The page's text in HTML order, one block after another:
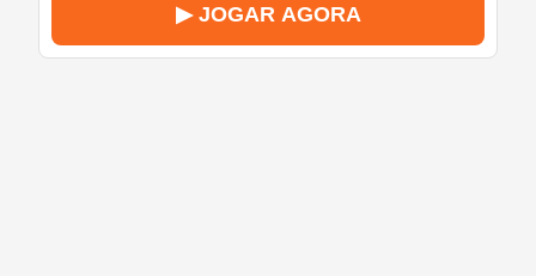
▶ JOGAR AGORA